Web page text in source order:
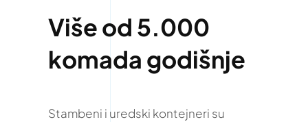
Više od 5.000
komada godišnje
Stambeni i uredski kontejneri su